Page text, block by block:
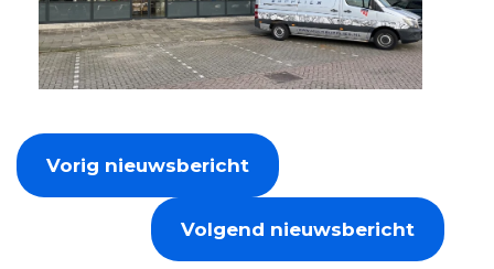
Vorig nieuwsbericht
Volgend nieuwsbericht